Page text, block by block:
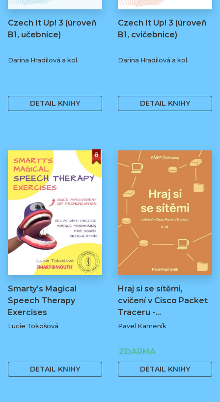
Czech It Up! 3 (úroveň
B1, učebnice)
Darina Hradilová a kol.
DETAIL KNIHY
Czech It Up! 3 (úroveň
B1, cvičebnice)
Darina Hradilová a kol.
DETAIL KNIHY
Smarty’s Magical
Speech Therapy
Exercises
Lucie Tokošová
DETAIL KNIHY
Hraj si se sítěmi,
cvičení v Cisco Packet
Traceru -…
Pavel Kameník
ZDARMA
DETAIL KNIHY